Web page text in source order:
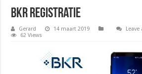
BKR Registratie
Gerard 14 maart 2019
62 Views